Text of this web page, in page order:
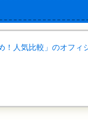
！人気比較」のオフィ